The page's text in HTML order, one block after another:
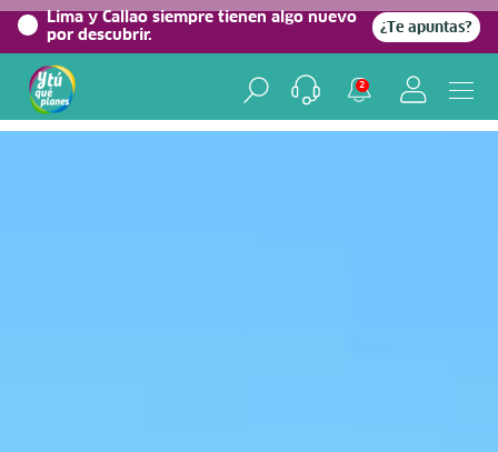
Lima y Callao siempre tienen algo nuevo
por descubrir.
¿Te apuntas?
2
Home/Blog viajero